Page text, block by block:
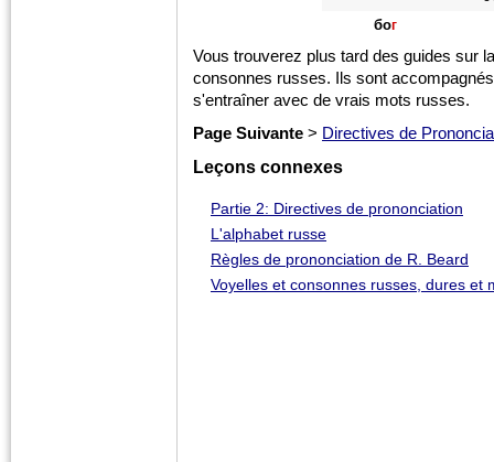
бог
Vous trouverez plus tard des guides sur
consonnes russes. Ils sont
s'entraîner avec de vrais mots russes.
Page Suivante > Directives de
Leçons connexes
Partie 2: Directives de prononciation
L'alphabet russe
Règles de prononciation de R. Beard
Voyelles et consonnes russes, dures et